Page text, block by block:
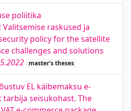
poliitika
raskused ja
policy for the satellite
challenges and solutions
master's theses
EL käibemaksu e-
seisukohast. The